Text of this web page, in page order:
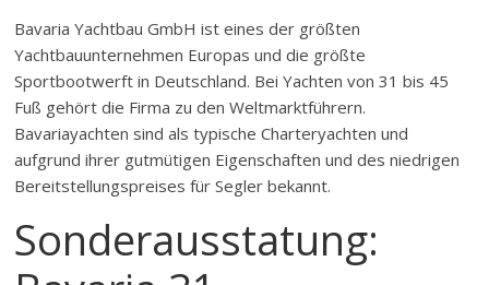
Bavaria Yachtbau GmbH ist eines der größten
Yachtbauunternehmen Europas und die größte
Sportbootwerft in Deutschland. Bei Yachten von 31 bis 45
Fuß gehört die Firma zu den Weltmarktführern.
Bavariayachten sind als typische Charteryachten und
aufgrund ihrer gutmütigen Eigenschaften und des niedrigen
Bereitstellungspreises für Segler bekannt.
Sonderausstatung: